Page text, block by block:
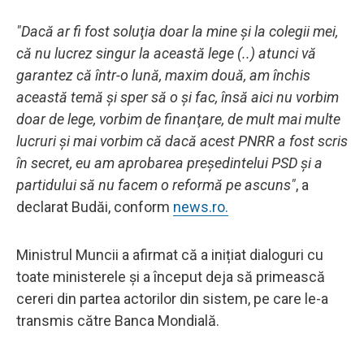
"Dacă ar fi fost soluţia doar la mine şi la colegii mei,
că nu lucrez singur la această lege (..) atunci vă
garantez că într-o lună, maxim două, am închis
această temă şi sper să o şi fac, însă aici nu vorbim
doar de lege, vorbim de finanţare, de mult mai multe
lucruri şi mai vorbim că dacă acest PNRR a fost scris
în secret, eu am aprobarea preşedintelui PSD şi a
partidului să nu facem o reformă pe ascuns", a
declarat Budăi, conform news.ro.
Ministrul Muncii a afirmat că a inițiat dialoguri cu
toate ministerele și a început deja să primească
cereri din partea actorilor din sistem, pe care le-a
transmis către Banca Mondială.